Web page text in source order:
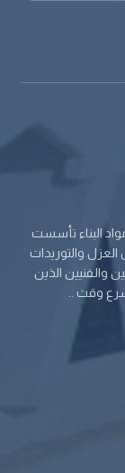
البناء تأسست
العزل والتوريدات
والفنيين الذين
وقت ..